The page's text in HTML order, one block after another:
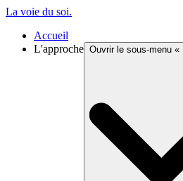
La voie du soi.
Accueil
L'approche Ouvrir le sous-menu «